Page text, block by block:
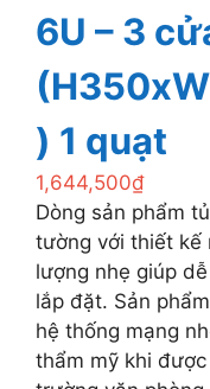
6U – 3
) 1 quạt
1,644,500₫
Dòng sản phẩm
tường với thiết kế
lượng nhẹ giúp
lắp đặt. Sản
hệ thống mạng
thẩm mỹ khi